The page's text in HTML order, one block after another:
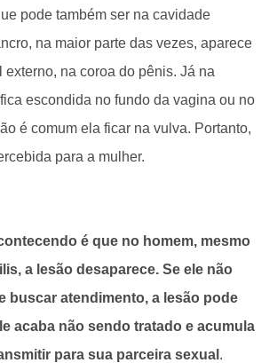
pode também ser na cavidade
na maior parte das vezes, aparece
externo, na coroa do pênis. Já na
escondida no fundo da vagina ou no
é comum ela ficar na vulva. Portanto,
para a mulher.
é que no homem, mesmo
a lesão desaparece. Se ele não
buscar atendimento, a lesão pode
acaba não sendo tratado e acumula
para sua parceira sexual .